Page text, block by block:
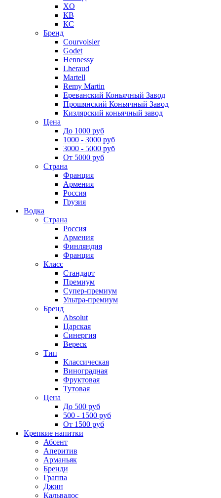
XO
КВ
КС
Бренд
Courvoisier
Godet
Hennessy
Lheraud
Martell
Remy Martin
Ереванский Коньячный Завод
Прошянский Коньячный Завод
Кизлярский коньячный завод
Цена
До 1000 руб
1000 - 3000 руб
3000 - 5000 руб
От 5000 руб
Страна
Франция
Армения
Россия
Грузия
Водка
Страна
Россия
Армения
Финляндия
Франция
Класс
Стандарт
Премиум
Супер-премиум
Ультра-премиум
Бренд
Absolut
Царская
Синергия
Вереск
Тип
Классическая
Виноградная
Фруктовая
Тутовая
Цена
До 500 руб
500 - 1500 руб
От 1500 руб
Крепкие напитки
Абсент
Аперитив
Арманьяк
Бренди
Граппа
Джин
Кальвадос